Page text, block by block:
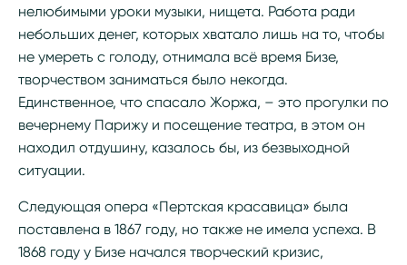
нелюбимыми уроки музыки, нищета. Работа ради
небольших денег, которых хватало лишь на то, чтобы
не умереть с голоду, отнимала всё время Бизе,
творчеством заниматься было некогда.
Единственное, что спасало Жоржа, – это прогулки по
вечернему Парижу и посещение театра, в этом он
находил отдушину, казалось бы, из безвыходной
ситуации.
Следующая опера «Пертская красавица» была
поставлена в 1867 году, но также не имела успеха. В
1868 году у Бизе начался творческий кризис,